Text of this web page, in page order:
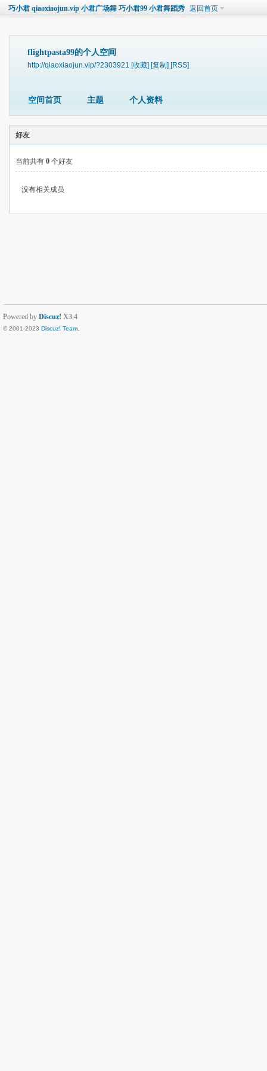
巧小君 qiaoxiaojun.vip 小君广场舞 巧小君99 小君舞蹈秀 返回首页
flightpasta99的个人空间
http://qiaoxiaojun.vip/?2303921 [收藏] [复制] [RSS]
空间首页 主题 个人资料
好友
当前共有 0 个好友
没有相关成员
Powered by Discuz! X3.4
© 2001-2023 Discuz! Team